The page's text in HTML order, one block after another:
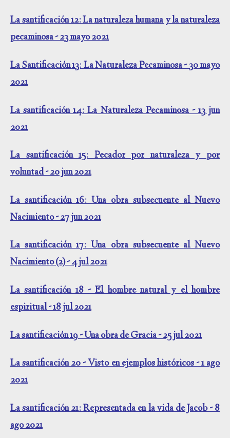
La santificación 12: La naturaleza humana y la naturaleza
pecaminosa - 23 mayo 2021
La Santificación 13: La Naturaleza Pecaminosa - 30 mayo
2021
La santificación 14: La Naturaleza Pecaminosa - 13 jun
2021
La santificación 15: Pecador por naturaleza y por
voluntad - 20 jun 2021
La santificación 16: Una obra subsecuente al Nuevo
Nacimiento - 27 jun 2021
La santificación 17: Una obra subsecuente al Nuevo
Nacimiento (2) - 4 jul 2021
La santificación 18 - El hombre natural y el hombre
espiritual - 18 jul 2021
La santificación 19 - Una obra de Gracia - 25 jul 2021
La santificación 20 - Visto en ejemplos históricos - 1 ago
2021
La santificación 21: Representada en la vida de Jacob - 8
ago 2021